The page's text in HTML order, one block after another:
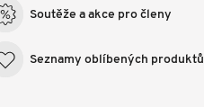
Soutěže a akce pro členy
Seznamy oblíbených produktů